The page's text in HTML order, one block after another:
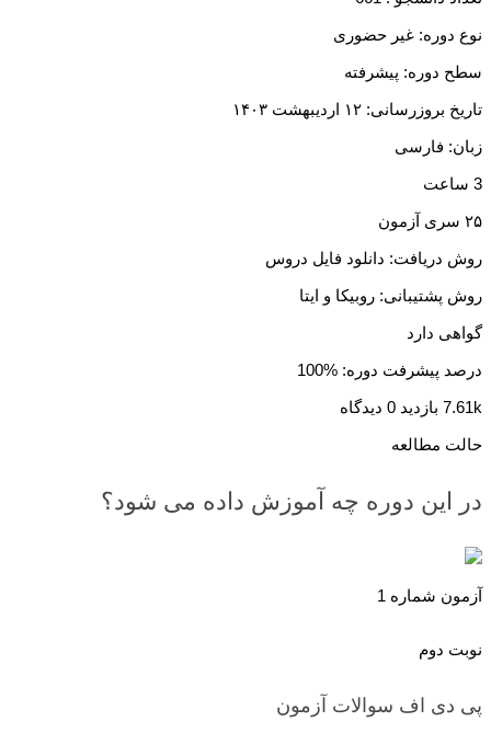
نوع دوره: غیر حضوری
سطح دوره: پیشرفته
تاریخ بروزرسانی: ۱۲ اردیبهشت ۱۴۰۳
زبان: فارسی
3 ساعت
۲۵ سری آزمون
روش دریافت: دانلود فایل دروس
روش پشتیبانی: روبیکا و ایتا
گواهی دارد
درصد پیشرفت دوره: %100
7.61k بازدید
حالت مطالعه
در این دوره چه آموزش داده می شود؟
آزمون شماره 1
نوبت دوم
پی دی اف سوالات آزمون